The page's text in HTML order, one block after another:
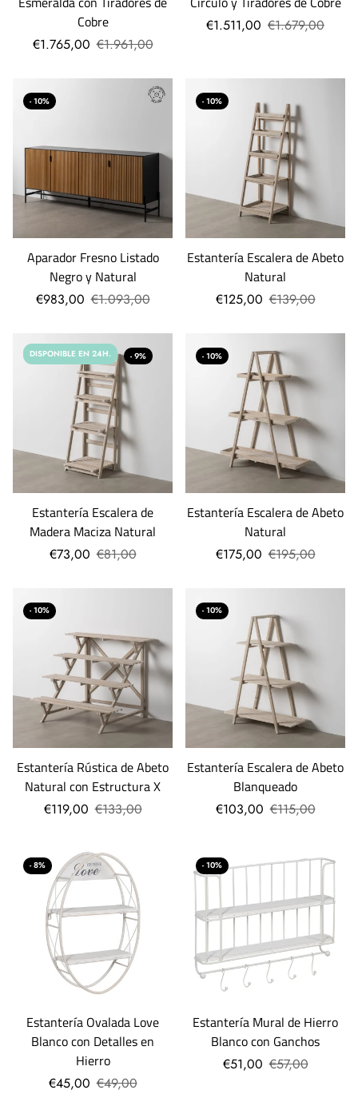
Cobre
€1.765,00 €1.961,00
€1.511,00 €1.679,00
- 10%
Aparador Fresno Listado
Negro y Natural
€983,00 €1.093,00
- 10%
Estantería Escalera de Abeto
Natural
€125,00 €139,00
DISPONIBLE EN 24H. - 9%
Estantería Escalera de
Madera Maciza Natural
€73,00 €81,00
- 10%
Estantería Escalera de Abeto
Natural
€175,00 €195,00
- 10%
Estantería Rústica de Abeto
Natural con Estructura X
€119,00 €133,00
- 10%
Estantería Escalera de Abeto
Blanqueado
€103,00 €115,00
- 8%
Estantería Ovalada Love
Blanco con Detalles en
Hierro
€45,00 €49,00
- 10%
Estantería Mural de Hierro
Blanco con Ganchos
€51,00 €57,00